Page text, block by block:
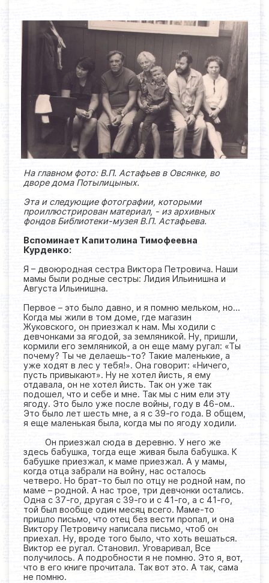
На главном фото: В.П. Астафьев в Овсянке, во
дворе дома Потылицыных.
Эта и следующие фотографии, которыми
проиллюстрирован материал, - из архивных
фондов Библиотеки-музея В.П. Астафьева.
Вспоминает Капитолина Тимофеевна
Курденко:
Я – двоюродная сестра Виктора Петровича. Наши
мамы были родные сестры: Лидия Ильинишна и
Августа Ильинишна.
Первое – это было давно, и я помню мельком, но…
Когда мы жили в том доме, где магазин
Жуковского, он приезжал к нам. Мы ходили с
девчонками за ягодой, за земляникой. Ну, пришли,
кормили его земляникой, а он еще маму ругал: «Ты
почему? Ты че делаешь-то? Такие маленькие, а
уже ходят в лес у тебя!». Она говорит: «Ничего,
пусть привыкают». Ну не хотел йисть, я ему
отдавала, он не хотел йисть. Так он уже так
подошел, что и себе и мне. Так мы с ним ели эту
ягоду. Это было уже после войны, году в 46-ом..
Это было лет шесть мне, а я с 39-го года. В общем,
я еще маленькая была, когда мы по ягоду ходили.
Он приезжал сюда в деревню. У него же
здесь бабушка, тогда еще живая была бабушка. К
бабушке приезжал, к маме приезжал. А у мамы,
когда отца забрали на войну, нас осталось
четверо. Но брат-то был по отцу не родной нам, по
маме – родной. А нас трое, три девчонки остались.
Одна с 37-го, другая с 39-го и с 41-го, а с 41-го,
той был вообще один месяц всего. Маме-то
пришло письмо, что отец без вести пропал, и она
Виктору Петровичу написала письмо, чтоб он
приехал. Ну, вроде того было, что хоть вешаться.
Виктор ее ругал. Становил. Уговаривал, Все
получилось. А подробности я не помню. Это я, вот,
что в его книге прочитала. Так вот это. А так, сама
не помню.